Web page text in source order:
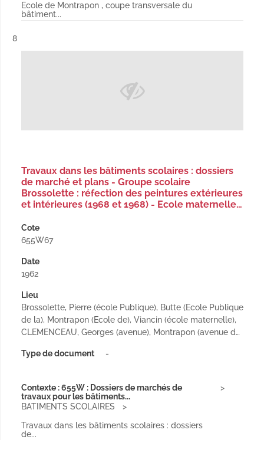
Ecole de Montrapon , coupe transversale du
bâtiment...
Résultat n°
8
Travaux dans les bâtiments scolaires : dossiers
de marché et plans - Groupe scolaire
Brossolette : réfection des peintures extérieures
et intérieures (1968 et 1968) - Ecole maternelle…
Cote
655W67
Date
1962
Lieu
Brossolette, Pierre (école Publique), Butte (Ecole Publique
de la), Montrapon (Ecole de), Viancin (école maternelle),
CLEMENCEAU, Georges (avenue), Montrapon (avenue d…
Type de document -
Contexte : 655W : Dossiers de marchés de
travaux pour les bâtiments...
BATIMENTS SCOLAIRES
Travaux dans les bâtiments scolaires : dossiers
de...